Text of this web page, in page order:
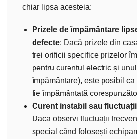
chiar lipsa acesteia:
Prizele de împământare
defecte: Dacă prizele din
trei orificii specifice prizelor
pentru curentul electric și
împământare), este posibil ca
fie împământată
Curent instabil sau
Dacă observi fluctuații
special când folosești